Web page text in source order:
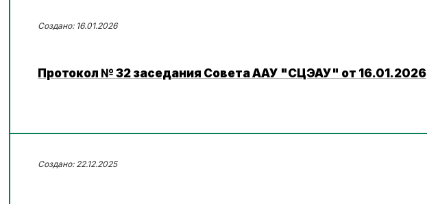
16.01.2026
Протокол № 32 заседания Совета ААУ "СЦЭАУ" от 16.01.2026
22.12.2025